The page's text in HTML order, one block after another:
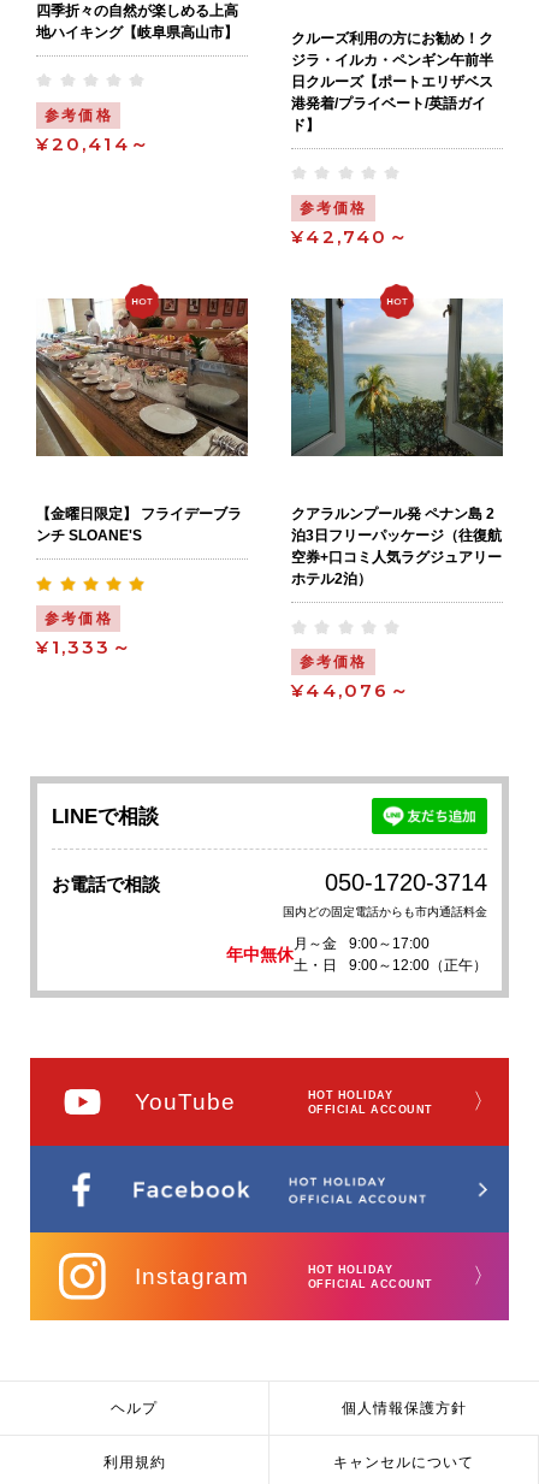
四季折々の自然が楽しめる上高
地ハイキング【岐阜県高山市】
参考価格
¥20,414～
クルーズ利用の方にお勧め！ク
ジラ・イルカ・ペンギン午前半
日クルーズ【ポートエリザベス
港発着/プライベート/英語ガイ
ド】
参考価格
¥42,740～
【金曜日限定】 フライデーブラ
ンチ SLOANE'S
参考価格
¥1,333～
クアラルンプール発 ペナン島 2
泊3日フリーパッケージ（往復航
空券+口コミ人気ラグジュアリー
ホテル2泊）
参考価格
¥44,076～
LINEで相談
お電話で相談 050-1720-3714
国内どの固定電話からも市内通話料金
年中無休
月～金
9:00～17:00
土・日
9:00～12:00（正午）
YouTube
HOT HOLIDAY
OFFICIAL ACCOUNT
〉
Instagram
HOT HOLIDAY
OFFICIAL ACCOUNT
〉
ヘルプ 個人情報保護方針
利用規約 キャンセルについて